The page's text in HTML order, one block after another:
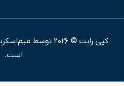
کپی رایت © 2026 توسط
است.